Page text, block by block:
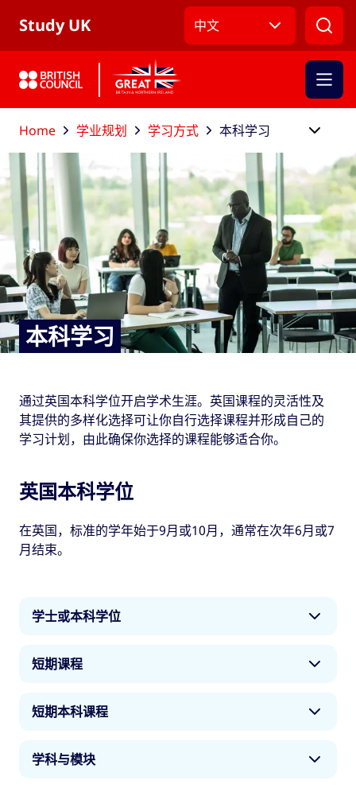
Study UK 中文
Home 学业规划 学习方式 本科学习
本科学习
通过英国本科学位开启学术生涯。英国课程的灵活性及
其提供的多样化选择可让你自行选择课程并形成自己的
学习计划，由此确保你选择的课程能够适合你。
英国本科学位
在英国，标准的学年始于9月或10月，通常在次年6月或7
月结束。
学士或本科学位
学士学位是一个常见的第一等级的学位。它能够帮
助你全面了解某一学科。学士学位通常有一套学术
如果你在学位学习过程中至少成功获得了50%的分数
短期课程
短期课程所用年份往往等同于三至四年全日制本科
学位前期课程学习所用的年份。它们可作为独立的
获得全日制荣誉学位。此类选择包括：
短期本科课程
英国的大部分本科课程需要三到四年时间才能完成
学习。不过，英国还有许多短期快捷本科课程，仅
学科与模块